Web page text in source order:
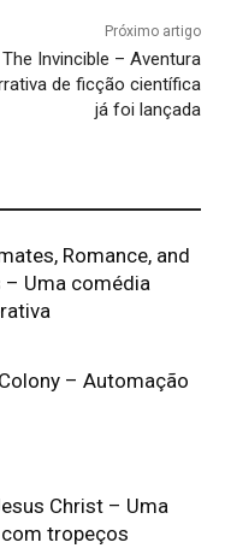
Próximo artigo
The Invincible – Aventura
de ficção científica
já foi lançada
Romance, and
– Uma comédia
– Automação
Christ – Uma
tropeços